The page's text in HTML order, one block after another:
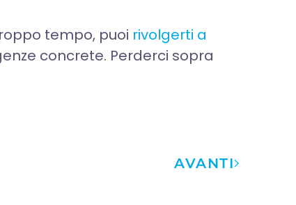
tempo, puoi rivolgerti a
concrete. Perderci sopra
AVANTI